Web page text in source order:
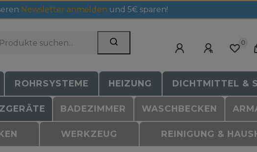
Newsletter anmelden und 5€ sparen!
0
ROHRSYSTEME HEIZUNG DICHTMITTEL &
BADEZIMMER WASCHBECKEN
WERKZEUG REINIGUNG &